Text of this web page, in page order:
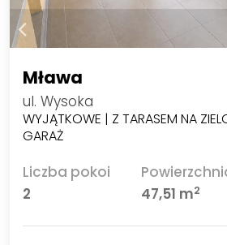
Mława
ul. Wysoka
WYJĄTKOWE | Z TARASEM NA
GARAŻ
Liczba pokoi
2
47,51 m2